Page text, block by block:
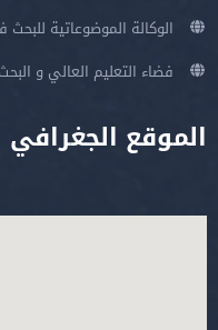
الوكالة الموضوعاتية للبحث
فضاء التعليم العالي و
الموقع الجغرافي